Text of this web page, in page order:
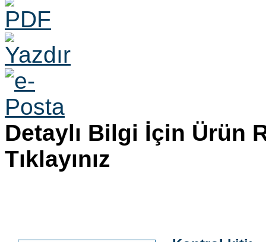
Detaylı Bilgi İçin Ürün
Tıklayınız